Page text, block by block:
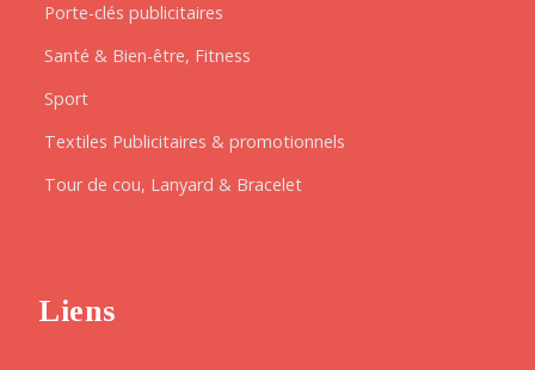
Porte-clés publicitaires
Santé & Bien-être, Fitness
Sport
Textiles Publicitaires & promotionnels
Tour de cou, Lanyard & Bracelet
Liens